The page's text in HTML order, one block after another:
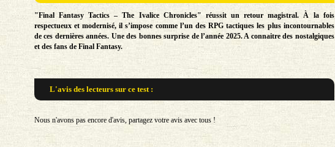
"Final Fantasy Tactics – The Ivalice Chronicles" réussit un retour magistral. À la fois
respectueux et modernisé, il s’impose comme l’un des RPG tactiques les plus incontournables
de ces dernières années. Une des bonnes surprise de l’année 2025. A connaitre des nostalgiques
et des fans de Final Fantasy.
L'avis des lecteurs sur ce test :
Nous n'avons pas encore d'avis, partagez votre avis avec tous !